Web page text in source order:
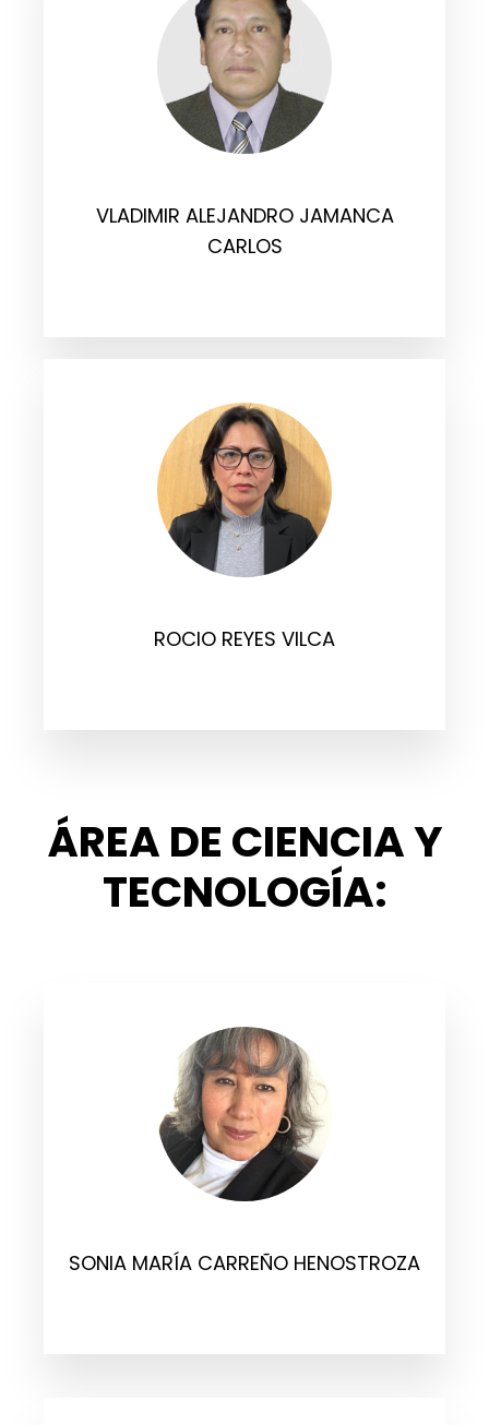
VLADIMIR ALEJANDRO JAMANCA
CARLOS
ROCIO REYES VILCA
ÁREA DE CIENCIA Y
TECNOLOGÍA:
SONIA MARÍA CARREÑO HENOSTROZA